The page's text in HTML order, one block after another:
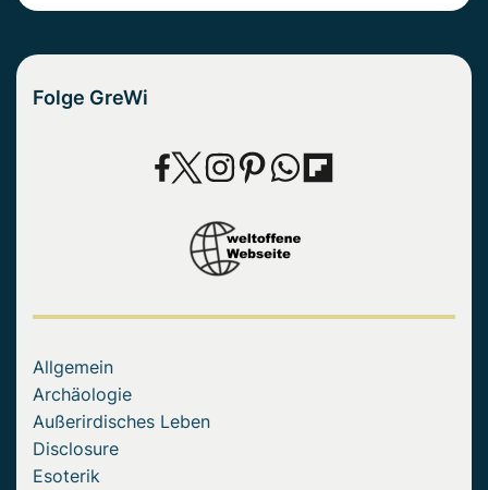
Folge GreWi
Allgemein
Archäologie
Außerirdisches Leben
Disclosure
Esoterik